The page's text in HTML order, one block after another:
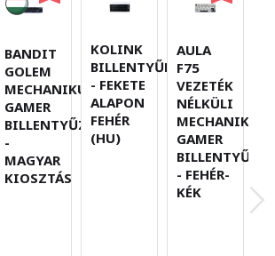
BANDIT
GOLEM
MECHANIKUS
GAMER
BILLENTYŰZET
-
MAGYAR
KIOSZTÁS
KOLINK
BILLENTYŰMATRICA
- FEKETE
ALAPON
FEHÉR
(HU)
AULA
F75
VEZETÉK
NÉLKÜLI
MECHANIKUS
GAMER
BILLENTYŰZET
- FEHÉR-
KÉK